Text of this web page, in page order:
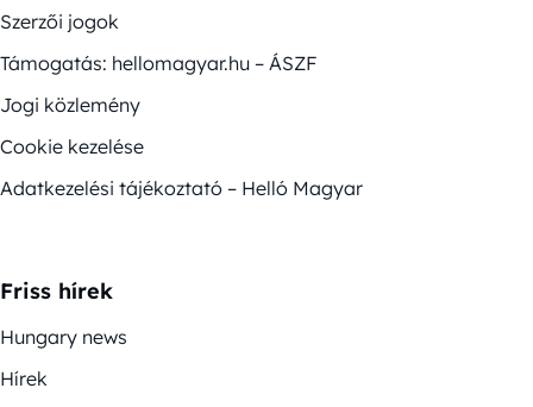
Szerzői jogok
Támogatás: hellomagyar.hu – ÁSZF
Jogi közlemény
Cookie kezelése
Adatkezelési tájékoztató – Helló Magyar
Friss hírek
Hungary news
Hírek